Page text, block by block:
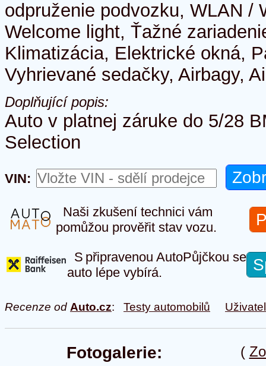
odpruženie podvozku, WLAN /
Welcome light, Ťažné
Klimatizácia, Elektrické okná,
Vyhrievané sedačky, Airbagy,
Doplňující popis:
Auto v platnej záruke do 5/28
Selection
VIN:
Naši zkušení technici vám
pomůžou prověřit stav vozu.
S připravenou AutoPůjčkou se
auto lépe vybírá.
Recenze od Auto.cz: Testy automobilů
(
Fotogalerie: